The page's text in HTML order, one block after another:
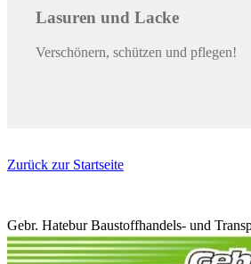
Lasuren und Lacke
Verschönern, schützen und pflegen!
Zurück zur Startseite
Gebr. Hatebur Baustoffhandels- und